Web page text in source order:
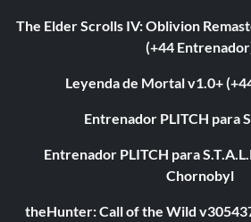
The Elder Scrolls IV: Oblivion
(+44
Leyenda de Mortal v1.0+
Entrenador PLITCH para
Entrenador PLITCH para
Chornobyl
theHunter: Call of the Wild